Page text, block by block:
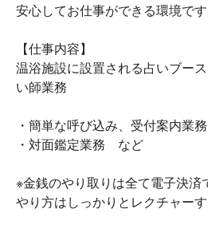
安心してお仕事ができる環境です
【仕事内容】
温浴施設に設置される占いブー
い師業務
・簡単な呼び込み、受付案内業務
・対面鑑定業務 など
※金銭のやり取りは全て電子決済
やり方はしっかりとレクチャー